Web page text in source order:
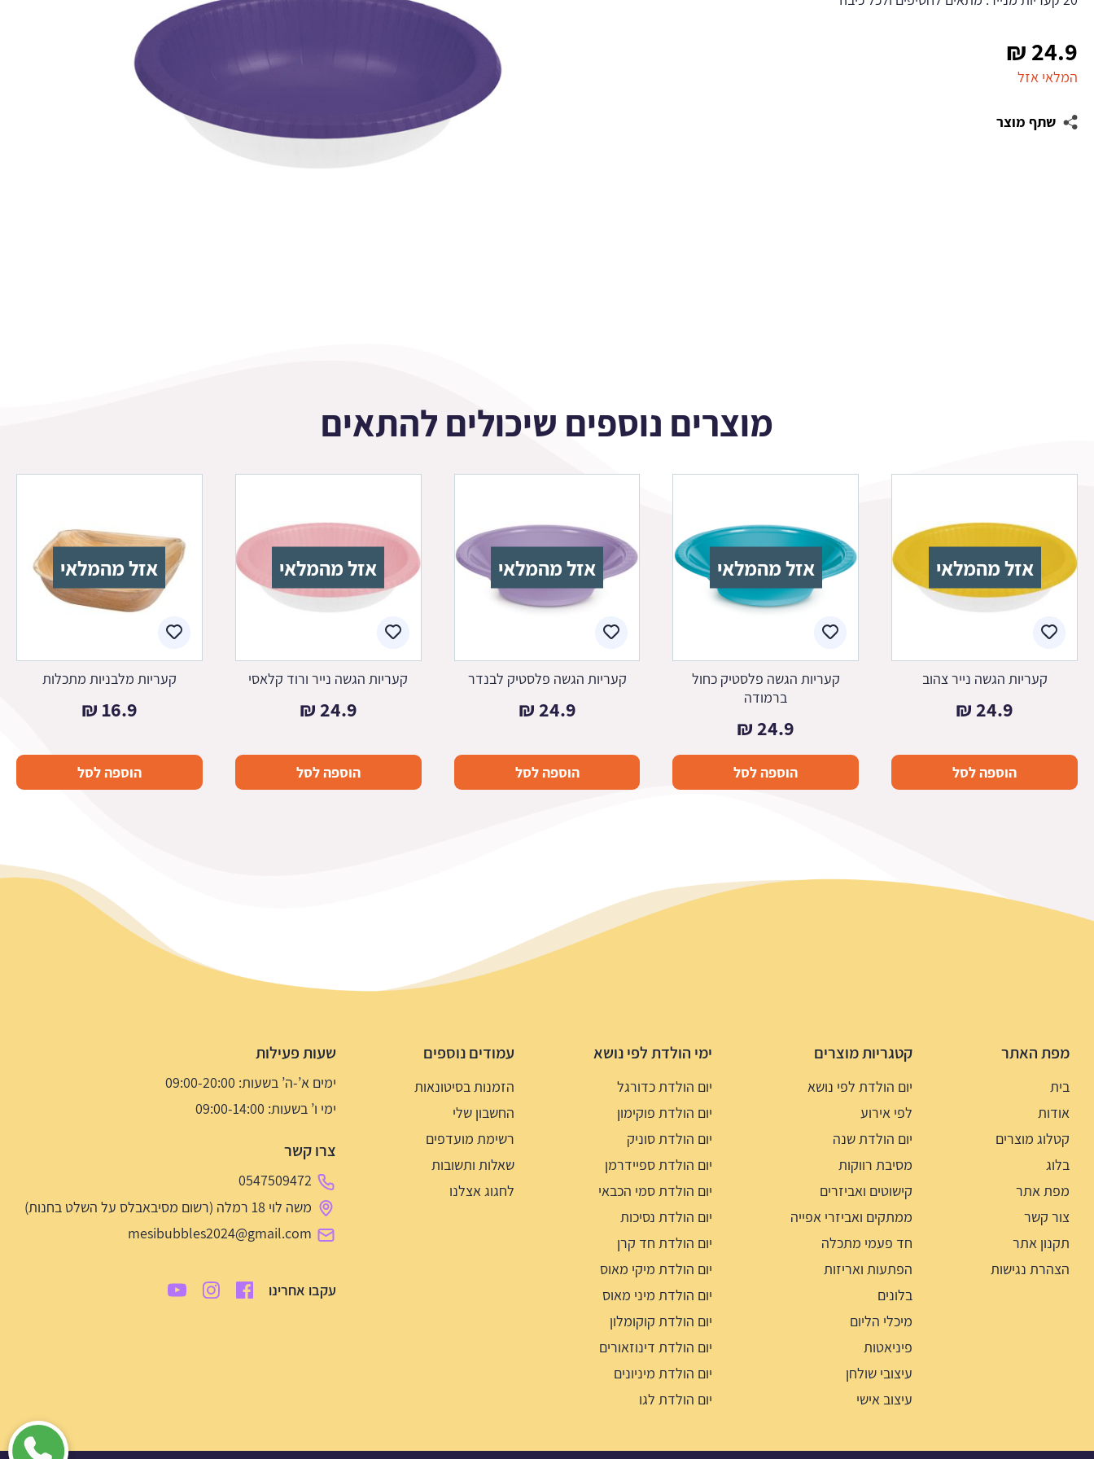
24.9
₪
המלאי אזל
שתף מוצר
מוצרים נוספים שיכולים להתאים
אזל מהמלאי
קעריות הגשה נייר צהוב
24.9
₪
הוספה לסל
אזל מהמלאי
קעריות הגשה פלסטיק כחול
ברמודה
24.9
₪
הוספה לסל
אזל מהמלאי
קעריות הגשה פלסטיק לבנדר
24.9
₪
הוספה לסל
אזל מהמלאי
קעריות הגשה נייר ורוד קלאסי
24.9
₪
הוספה לסל
אזל מהמלאי
קעריות מלבניות מתכלות
16.9
₪
הוספה לסל
מפת האתר
בית
אודות
קטלוג מוצרים
בלוג
מפת אתר
צור קשר
תקנון אתר
הצהרת נגישות
קטגריות מוצרים
יום הולדת לפי נושא
לפי אירוע
יום הולדת שנה
מסיבת רווקות
קישוטים ואביזרים
ממתקים ואביזרי אפייה
חד פעמי מתכלה
הפתעות ואריזות
בלונים
מיכלי הליום
פיניאטות
עיצובי שולחן
עיצוב אישי
ימי הולדת לפי נושא
יום הולדת כדורגל
יום הולדת פוקימון
יום הולדת סוניק
יום הולדת ספיידרמן
יום הולדת סמי הכבאי
יום הולדת נסיכות
יום הולדת חד קרן
יום הולדת מיקי מאוס
יום הולדת מיני מאוס
יום הולדת קוקומלון
יום הולדת דינוזאורים
יום הולדת מיניונים
יום הולדת לגו
עמודים נוספים
הזמנות בסיטונאות
החשבון שלי
רשימת מועדפים
שאלות ותשובות
לחגוג אצלנו
שעות פעילות
ימים א’-ה’ בשעות: 09:00-20:00
ימי ו’ בשעות: 09:00-14:00
צרו קשר
0547509472
משה לוי 18 רמלה (רשום מסיבאבלס על השלט בחנות)
mesibubbles2024@gmail.com
עקבו אחרינו